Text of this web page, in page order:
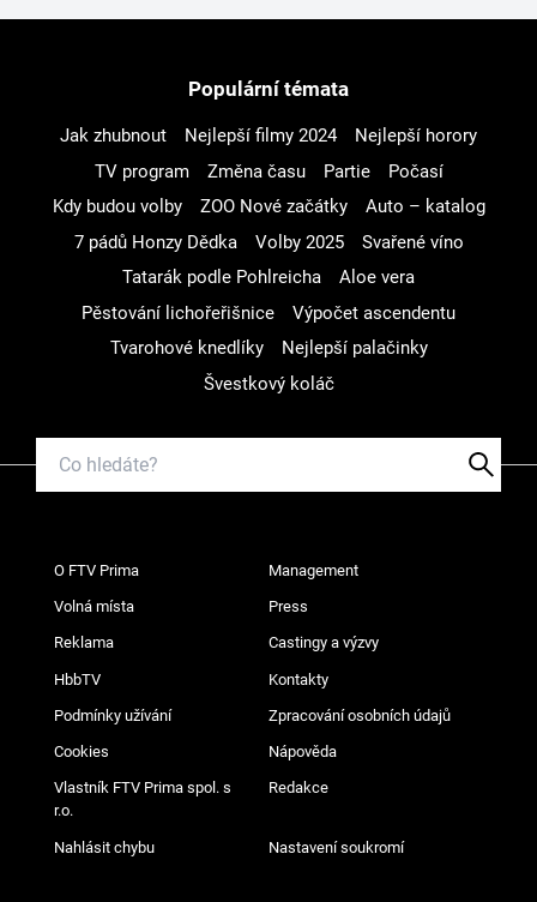
Populární témata
Jak zhubnout Nejlepší filmy 2024
Nejlepší horory
TV program
Změna času Partie
Počasí
Kdy budou volby
ZOO Nové začátky
Auto – katalog
7 pádů Honzy Dědka
Volby 2025
Svařené víno
Tatarák podle Pohlreicha
Aloe vera
Pěstování lichořeřišnice
Výpočet ascendentu
Tvarohové knedlíky
Nejlepší palačinky
Švestkový koláč
O FTV Prima Management
Volná místa Press
Reklama Castingy a výzvy
HbbTV Kontakty
Podmínky užívání Zpracování osobních údajů
Cookies Nápověda
Vlastník FTV Prima spol. s
r.o.
Redakce
Nahlásit chybu Nastavení soukromí